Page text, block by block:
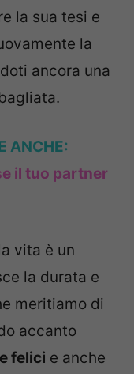
la sua tesi e
la
ancora una
ANCHE:
il tuo partner
vita è un
la durata e
meritiamo di
accanto
felici e anche